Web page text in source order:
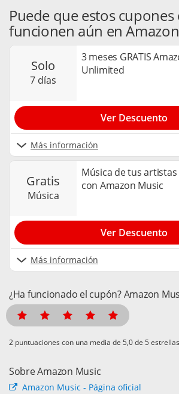
Puede que estos
funcionen aún en
solo
7 días
3 meses GRATIS
Unlimited
Más información
Ver Descuento
gratis
música
Música de tus
con Amazon Music
Más información
Ver Descuento
¿Ha funcionado el cupón? Amazon
puntuaciones con una media de de 5 estrellas
Sobre Amazon Music
Amazon Music - Página oficial